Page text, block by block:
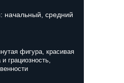
начальный, средний
фигура, красивая
грациозность,